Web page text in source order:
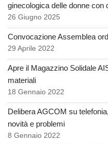
ginecologica delle donne con
26 Giugno 2025
Convocazione Assemblea
29 Aprile 2022
Apre il Magazzino Solidale
materiali
18 Gennaio 2022
Delibera AGCOM su
novità e problemi
8 Gennaio 2022